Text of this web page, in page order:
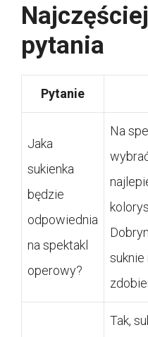
pytania
Pytanie
Jaka
sukienka
będzie
odpowiednia
na spektakl
operowy?
Na
suknie
Tak,